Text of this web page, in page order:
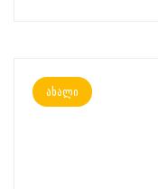
ახალი